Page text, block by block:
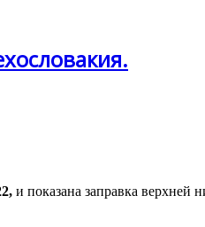
и показана заправка верхней